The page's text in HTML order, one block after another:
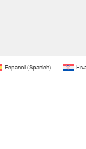
Español(Spanish)